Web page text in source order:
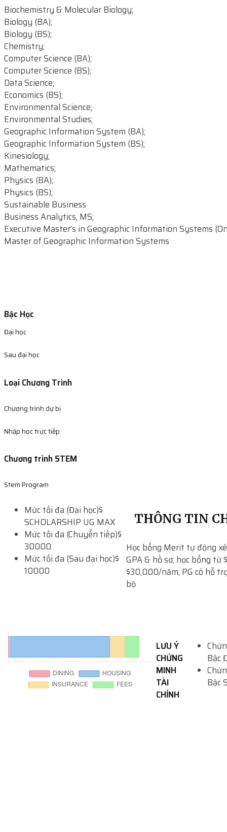
Bậc Học
Đại học
Sau đại học
Loại Chương Trình
Chương trình dự bị
Nhập học trực tiếp
Chương trình STEM
Stem Program
Biochemistry & Molecular Biology;
Biology (BA);
Biology (BS);
Chemistry;
Computer Science (BA);
Computer Science (BS);
Data Science;
Economics (BS);
Environmental Science;
Environmental Studies;
Geographic Information System (BA);
Geographic Information System (BS);
Kinesiology;
Mathematics;
Physics (BA);
Physics (BS);
Sustainable Business
Business Analytics, MS;
Executive Master’s in Geographic Information Systems
Master of Geographic Information Systems
Mức tối đa (Đại học)$
SCHOLARSHIP UG MAX
Mức tối đa (Chuyển tiếp)$
30000
Mức tối đa (Sau đại học)$
10000
THÔNG TIN
Học bổng Merit tự động
GPA & hồ sơ; học bổng từ
$30,000/năm; PG có hỗ
bộ
LƯU Ý
CHỨNG
MINH
TÀI
CHÍNH
Bậc
Bậc